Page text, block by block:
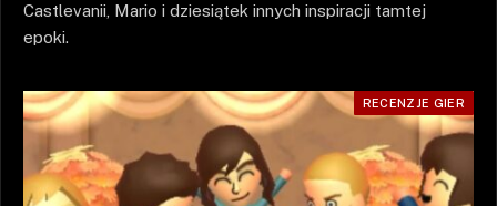
Castlevanii, Mario i dziesiątek innych inspiracji tamtej
epoki.
RECENZJE GIER